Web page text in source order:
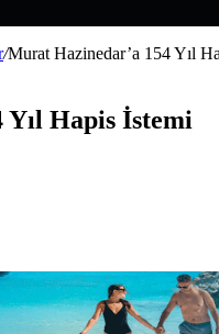
/Murat Hazinedar’a 154 Yıl
Hapis İstemi